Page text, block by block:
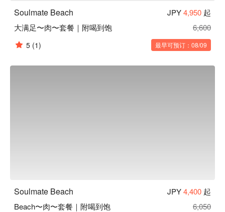
Soulmate Beach JPY4,950 起
大满足〜肉〜套餐｜附喝到饱
6,600
5 (1) 最早可预订：08/09
Soulmate Beach JPY4,400 起
Beach〜肉〜套餐｜附喝到饱
6,050